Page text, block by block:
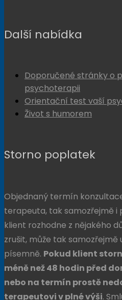
Další nabídka
Doporučené stránky o
psychoterapii
Orientační test vaší
Život s humorem
Storno poplatek
Objednaný termín
terapeuta, tak samozřejmě i
klient rozhodne z nějakého
zrušit, může tak
písemně. Pokud klient
méně než 48 hodin před
nebo na termín prostě
terapeutovi v plné výši.